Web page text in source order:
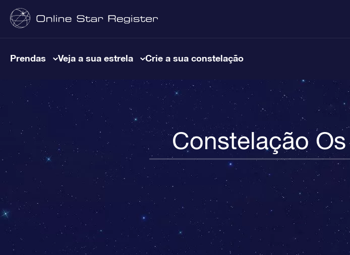
Prendas Veja a sua estrela Crie a sua constelação
Constelação